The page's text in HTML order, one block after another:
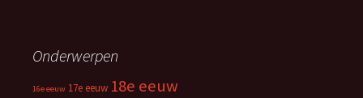
Onderwerpen
16e eeuw 17e eeuw 18e eeuw